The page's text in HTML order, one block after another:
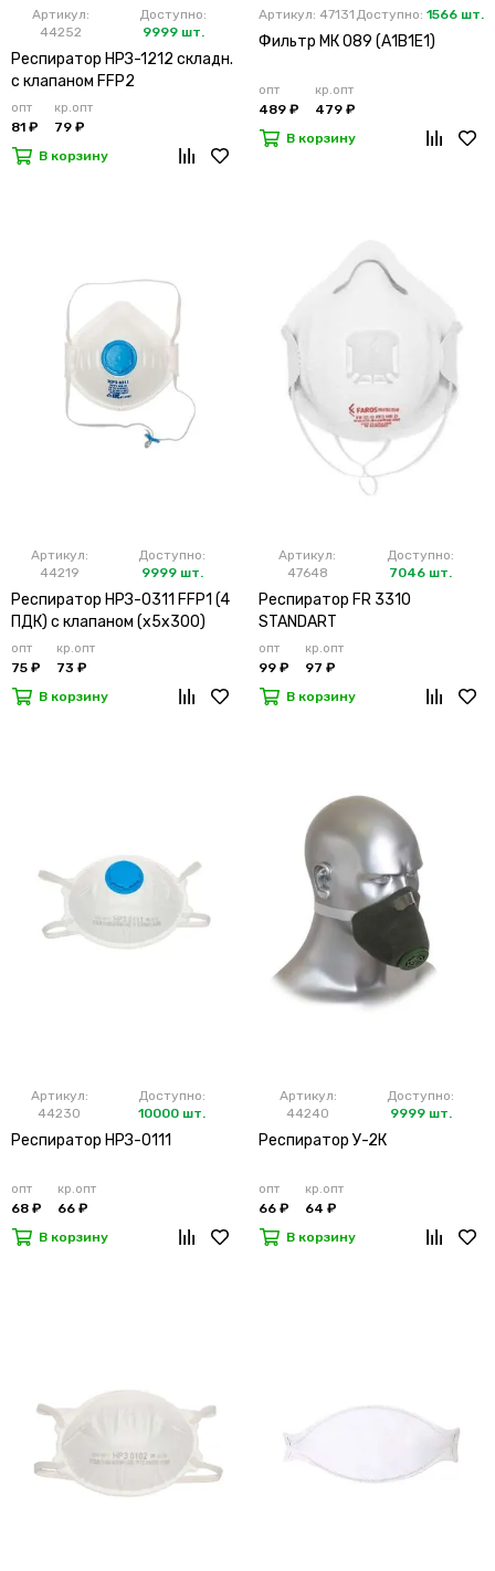
Артикул:
44252
Доступно:
9999 шт.
Респиратор НРЗ-1212 складн.
с клапаном FFP2
опт
81 ₽
кр.опт
79 ₽
В корзину
Артикул: 47131 Доступно: 1566 шт.
Фильтр МК 089 (А1В1Е1)
опт
489 ₽
кр.опт
479 ₽
В корзину
Артикул:
44219
Доступно:
9999 шт.
Респиратор НРЗ-0311 FFP1 (4
ПДК) с клапаном (х5х300)
опт
75 ₽
кр.опт
73 ₽
В корзину
Артикул:
47648
Доступно:
7046 шт.
Респиратор FR 3310
STANDART
опт
99 ₽
кр.опт
97 ₽
В корзину
Артикул:
44230
Доступно:
10000 шт.
Респиратор НРЗ-0111
опт
68 ₽
кр.опт
66 ₽
В корзину
Артикул:
44240
Доступно:
9999 шт.
Респиратор У-2К
опт
66 ₽
кр.опт
64 ₽
В корзину